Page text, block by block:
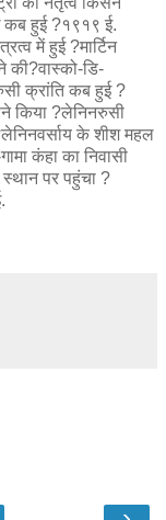
कब हुई ?१९१९ ई.
में हुई ?मार्टिन
की?वास्को-डि-
क्रांति कब हुई ?
किया ?लेनिनरुसी
के शीश महल
कंहा का निवासी
स्थान पर पहुंचा ?